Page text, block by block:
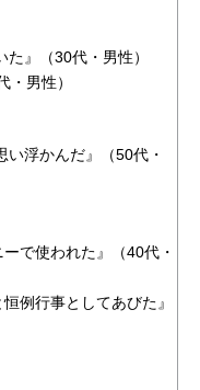
た』（30代・男性）
・男性）
い浮かんだ』（50代・
で使われた』（40代・
例行事としてあびた』